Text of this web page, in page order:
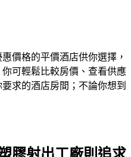
價格的平價酒店供你選擇，
可輕鬆比較房價、查看供應
求的酒店房間；不論你想到